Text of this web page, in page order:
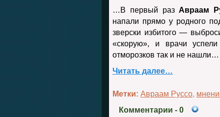
…В первый разАвраам
напали прямо у родного
зверски избитого —
«скорую», и врачи
отморозков так и не нашли…
Читать далее…
Метки: Авраам Руссо,
Комментарии - 0